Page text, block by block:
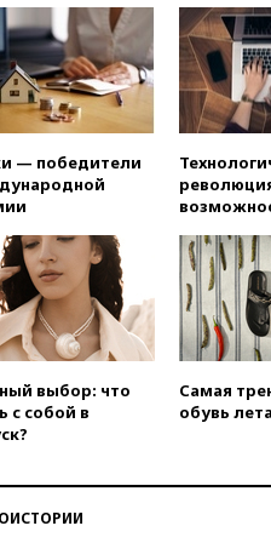
— победители
выбор: что
с собой в
Самая
обувь